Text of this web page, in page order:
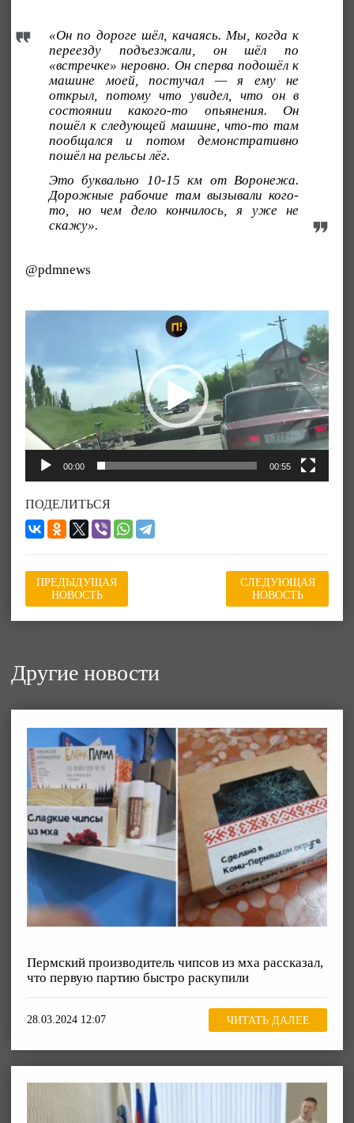
«Он по дороге шёл, качаясь. Мы, когда к
переезду подъезжали, он шёл по
«встречке» неровно. Он сперва подошёл к
машине моей, постучал — я ему не
открыл, потому что увидел, что он в
состоянии какого-то опьянения. Он
пошёл к следующей машине, что-то там
пообщался и потом демонстративно
пошёл на рельсы лёг.
Это буквально 10-15 км от Воронежа.
Дорожные рабочие там вызывали кого-
то, но чем дело кончилось, я уже не
скажу».
@pdmnews
Видеоплеер
00:00 00:55
ПОДЕЛИТЬСЯ
ПРЕДЫДУЩАЯ
НОВОСТЬ
СЛЕДУЮЩАЯ
НОВОСТЬ
Другие новости
Пермский производитель чипсов из мха рассказал,
что первую партию быстро раскупили
28.03.2024 12:07 ЧИТАТЬ ДАЛЕЕ